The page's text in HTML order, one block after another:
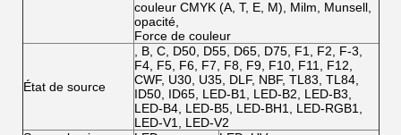
couleur CMYK (A, T, E, M), Milm, Munsell,
opacité,
Force de couleur
État de source
, B, C, D50, D55, D65, D75, F1, F2, F-3,
F4, F5, F6, F7, F8, F9, F10, F11, F12,
CWF, U30, U35, DLF, NBF, TL83, TL84,
ID50, ID65, LED-B1, LED-B2, LED-B3,
LED-B4, LED-B5, LED-BH1, LED-RGB1,
LED-V1, LED-V2